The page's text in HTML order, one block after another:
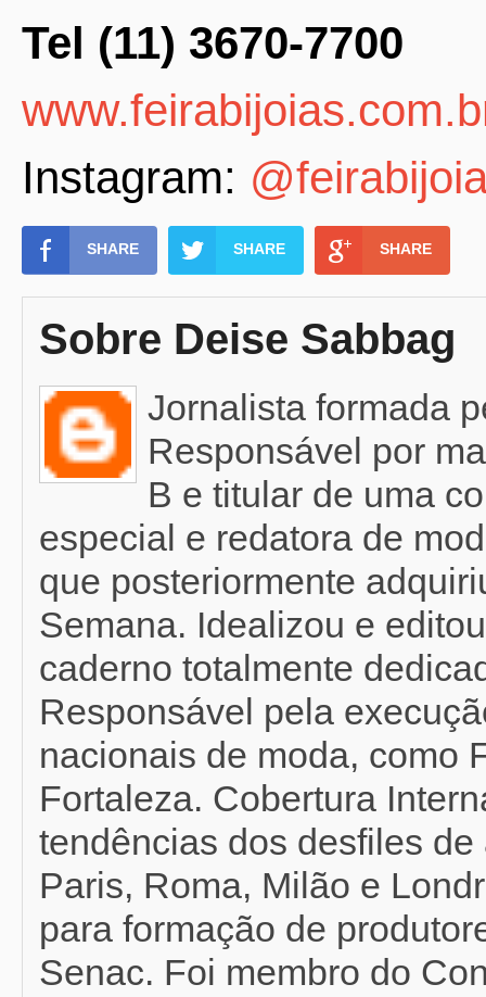
Tel (11) 3670-7700
Instagram:
SHARE SHARE SHARE
Sobre Deise Sabbag
Jornalista formada
Responsável por
B e titular de uma
especial e redatora de
que posteriormente
Semana. Idealizou e
caderno totalmente
Responsável pela
nacionais de moda, como
Fortaleza. Cobertura
tendências dos desfiles
Paris, Roma, Milão e
para formação de
Senac. Foi membro do